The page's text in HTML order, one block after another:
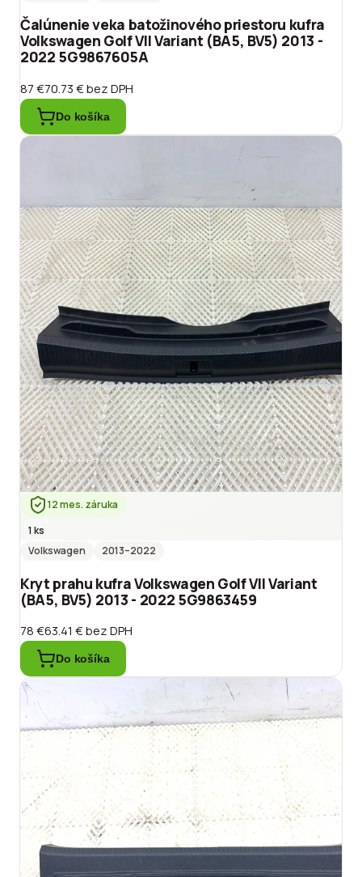
Čalúnenie veka batožinového priestoru kufra
Volkswagen Golf VII Variant (BA5, BV5) 2013 -
2022 5G9867605A
87 €70.73 €bez DPH
Do košíka
12 mes. záruka
1 ks
Volkswagen
2013–2022
Kryt prahu kufra Volkswagen Golf VII Variant
(BA5, BV5) 2013 - 2022 5G9863459
78 €63.41 €bez DPH
Do košíka